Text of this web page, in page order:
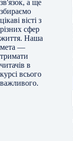
зв'язок, а ще
збираємо
цікаві вісті з
різних сфер
життя. Наша
мета —
тримати
читачів в
курсі всього
важливого.